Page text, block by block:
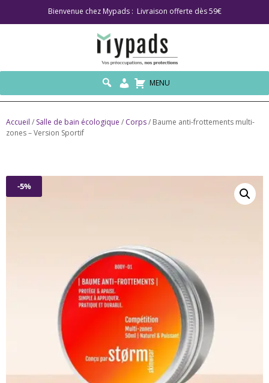
Bienvenue chez Mypads : Livraison offerte dès 59€
MENU
Accueil / Salle de bain écologique / Corps/ Baume anti-frottements multi-
zones – Version Sportif
-5%